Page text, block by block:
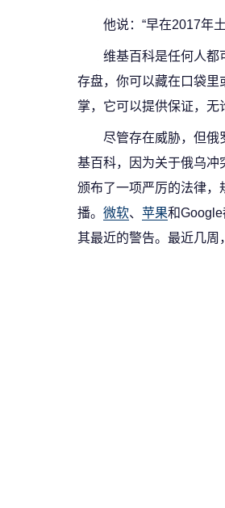
他说：“早在2017年
维基百科是任何人都
存盘，你可以藏在口袋里
掌，它可以提供保证，无
尽管存在威胁，但俄
基百科，因为关于俄乌冲
颁布了一项严厉的法律
播。 微软、 苹果和
其最近的警告。最近几周